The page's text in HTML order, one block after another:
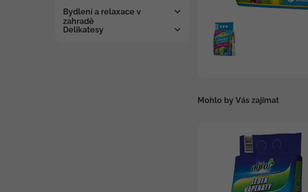
Bydlení a relaxace v
zahradě
Delikatesy
Mohlo by Vás zajímat